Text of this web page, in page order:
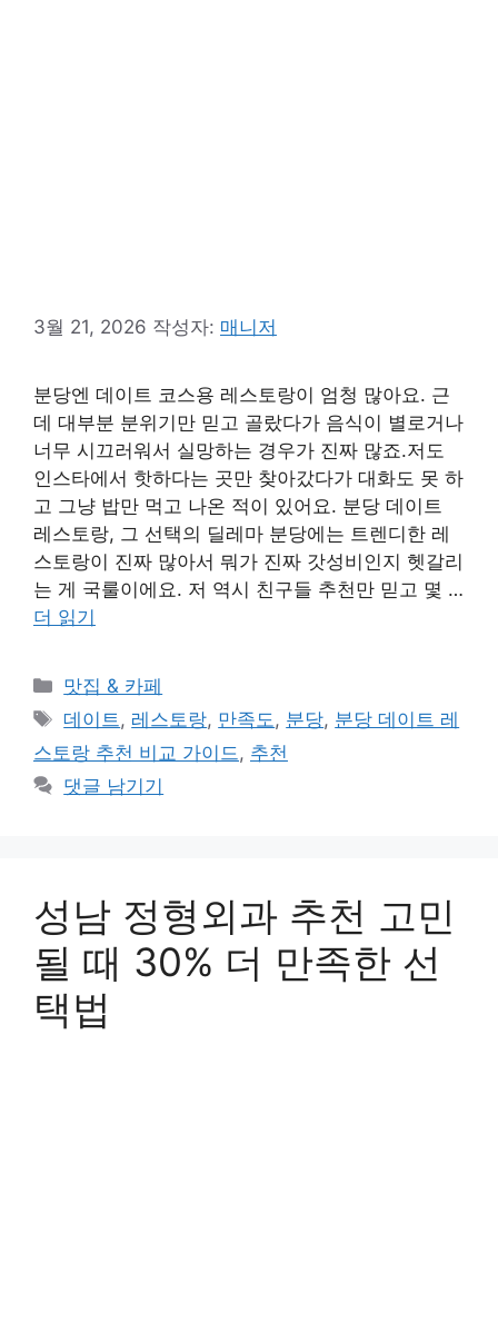
3월 21, 2026 작성자: 매니저
분당엔 데이트 코스용 레스토랑이 엄청 많아요. 근
데 대부분 분위기만 믿고 골랐다가 음식이 별로거나
너무 시끄러워서 실망하는 경우가 진짜 많죠.저도
인스타에서 핫하다는 곳만 찾아갔다가 대화도 못 하
고 그냥 밥만 먹고 나온 적이 있어요. 분당 데이트
레스토랑, 그 선택의 딜레마 분당에는 트렌디한 레
스토랑이 진짜 많아서 뭐가 진짜 갓성비인지 헷갈리
는 게 국룰이에요. 저 역시 친구들 추천만 믿고 몇 …
더 읽기
카
테
리
맛집 & 카페
태
그
데이트, 레스토랑, 만족도, 분당, 분당 데이트 레
스토랑 추천 비교 가이드, 추천
댓글 남기기
성남 정형외과 추천 고민
될 때 30% 더 만족한 선
택법